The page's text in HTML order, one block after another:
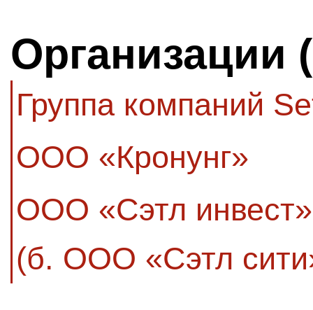
Организации
Группа компаний
ООО «Кронунг»
ООО «Сэтл инвест»
(б. ООО «Сэтл